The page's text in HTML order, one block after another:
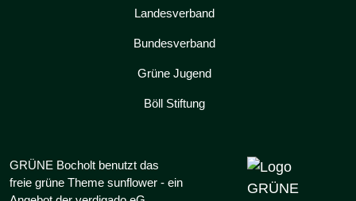
Landesverband
Bundesverband
Grüne Jugend
Böll Stiftung
GRÜNE Bocholt benutzt das
freie grüne Theme sunflower ‐ ein